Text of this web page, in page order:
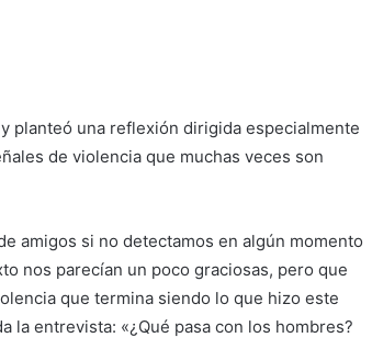
planteó una reflexión dirigida especialmente
de violencia que muchas veces son
amigos si no detectamos en algún momento
nos parecían un poco graciosas, pero que
que termina siendo lo que hizo este
la entrevista: «¿Qué pasa con los hombres?